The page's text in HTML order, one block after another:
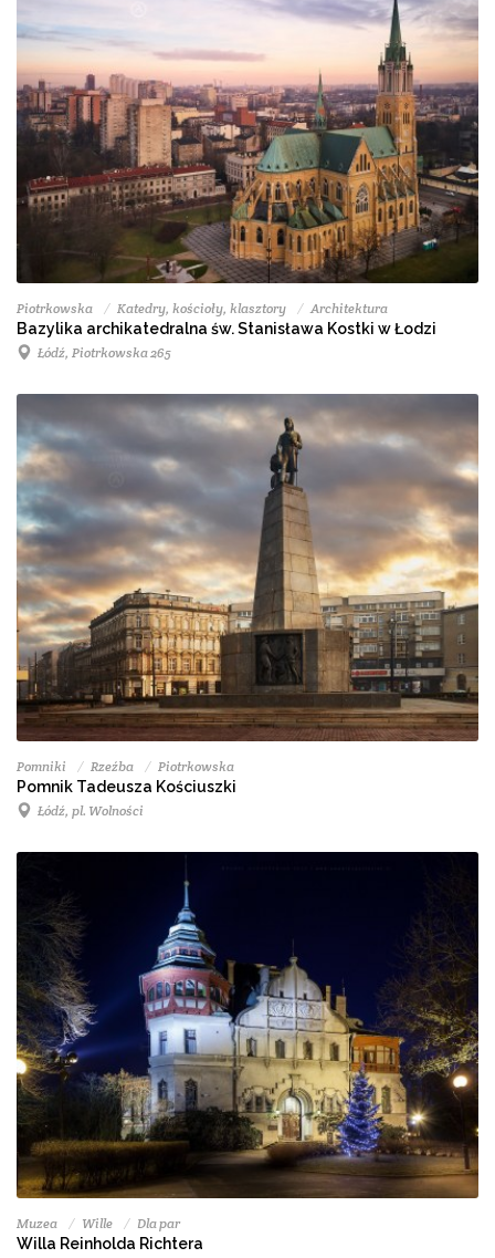
Piotrkowska Katedry, kościoły, klasztory Architektura
Bazylika archikatedralna św. Stanisława Kostki w Łodzi
Łódź, Piotrkowska 265
Pomniki Rzeźba Piotrkowska
Pomnik Tadeusza Kościuszki
Łódź, pl. Wolności
Muzea Wille Dla par
Willa Reinholda Richtera